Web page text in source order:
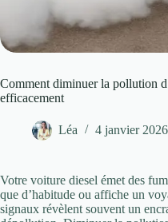
Comment diminuer la pollution
efficacement
Léa 4 janvier 2026
Votre voiture diesel émet des
que d’habitude ou affiche un
signaux révèlent souvent un